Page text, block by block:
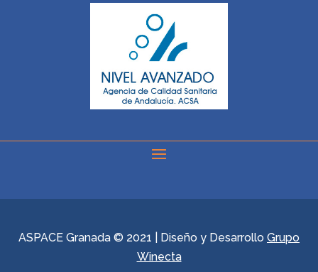
ASPACE Granada © 2021 | Diseño y Desarrollo Grupo
Winecta